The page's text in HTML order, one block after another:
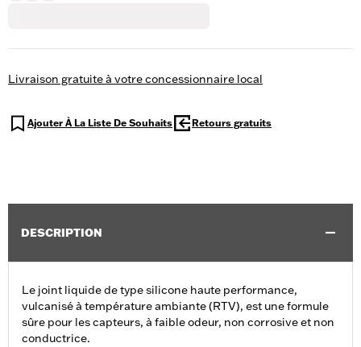
Livraison gratuite à votre concessionnaire local
Ajouter À La Liste De Souhaits Retours gratuits
DESCRIPTION
Le joint liquide de type silicone haute performance,
vulcanisé à température ambiante (RTV), est une formule
sûre pour les capteurs, à faible odeur, non corrosive et non
conductrice.